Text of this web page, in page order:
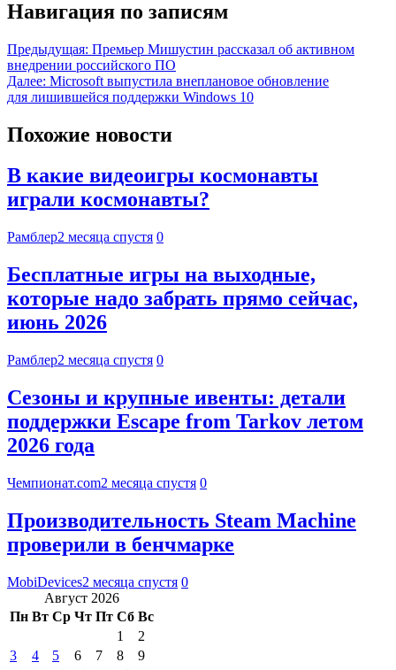
Навигация по записям
Предыдущая: Премьер Мишустин рассказал об активном
внедрении российского ПО
Далее: Microsoft выпустила внеплановое обновление
для лишившейся поддержки Windows 10
Похожие новости
В какие видеоигры космонавты
играли космонавты?
Рамблер2 месяца спустя 0
Бесплатные игры на выходные,
которые надо забрать прямо сейчас,
июнь 2026
Рамблер2 месяца спустя 0
Сезоны и крупные ивенты: детали
поддержки Escape from Tarkov летом
2026 года
Чемпионат.com2 месяца спустя 0
Производительность Steam Machine
проверили в бенчмарке
MobiDevices2 месяца спустя 0
Август 2026
Пн Вт Ср Чт Пт Сб Вс
1
2
3
4 5 6 7 8
9